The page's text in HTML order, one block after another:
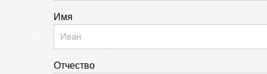
Имя
Отчество